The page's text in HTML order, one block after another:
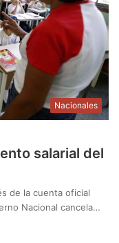
Nacionales
salarial del
de la cuenta oficial
Nacional cancela…